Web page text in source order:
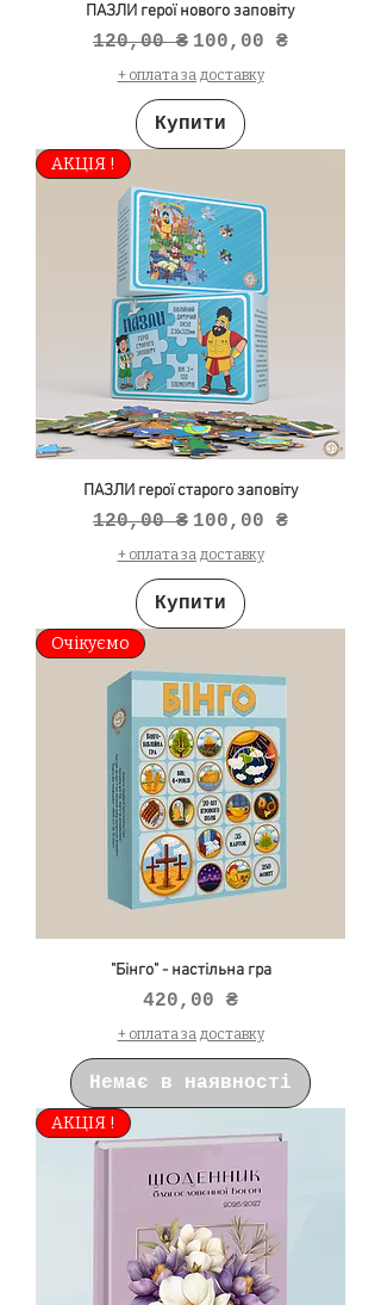
ПАЗЛИ герої нового заповіту
Звичайна ціна
120,00 ₴ За розпродажем
100,00 ₴
+ оплата за доставку
Купити
АКЦІЯ !
ПАЗЛИ герої старого заповіту
Звичайна ціна
120,00 ₴ За розпродажем
100,00 ₴
+ оплата за доставку
Купити
Очікуємо
"Бінго" - настільна гра
Ціна
420,00 ₴
+ оплата за доставку
Немає в наявності
АКЦІЯ !